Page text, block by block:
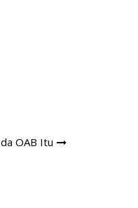
OAB Itu